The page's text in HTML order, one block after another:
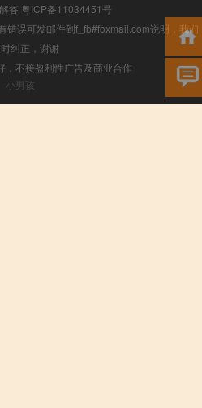
答 粤ICP备11034451号
错误可发邮件到f_fb#foxmail.com说明，我们
纠正，谢谢
，不接盈利性广告及商业合作
小男孩